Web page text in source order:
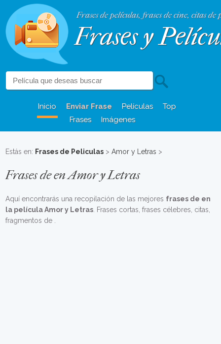
Frases de películas, frases de cine, citas de
Frases y
Inicio Enviar Frase Películas
Top
Frases
Imágenes
Estás en: Frases de Peliculas >Amor y Letras >
Frases de en Amor y Letras
Aquí encontrarás una recopilación de las mejores frases de en
la película Amor y Letras . Frases cortas, frases célebres, citas,
fragmentos de .